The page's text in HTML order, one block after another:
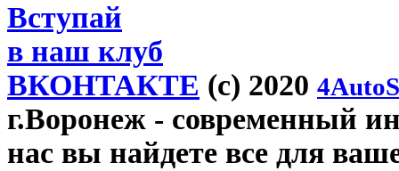
Вступай
в наш клуб
ВКОНТАКТЕ (c) 2020
г.Воронеж - современный
нас вы найдете все для